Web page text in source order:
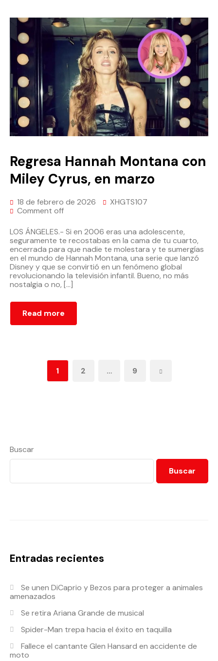
Regresa Hannah Montana con
Miley Cyrus, en marzo
18 de febrero de 2026
XHGTS107
Comment off
LOS ÁNGELES.- Si en 2006 eras una adolescente,
seguramente te recostabas en la cama de tu cuarto,
encerrada para que nadie te molestara y te sumergías
en el mundo de Hannah Montana, una serie que lanzó
Disney y que se convirtió en un fenómeno global
revolucionando la televisión infantil. Bueno, no más
nostalgia o no, […]
Read more
1 2 … 9
Buscar
Buscar
Entradas recientes
Se unen DiCaprio y Bezos para proteger a animales
amenazados
Se retira Ariana Grande de musical
Spider-Man trepa hacia el éxito en taquilla
Fallece el cantante Glen Hansard en accidente de
moto